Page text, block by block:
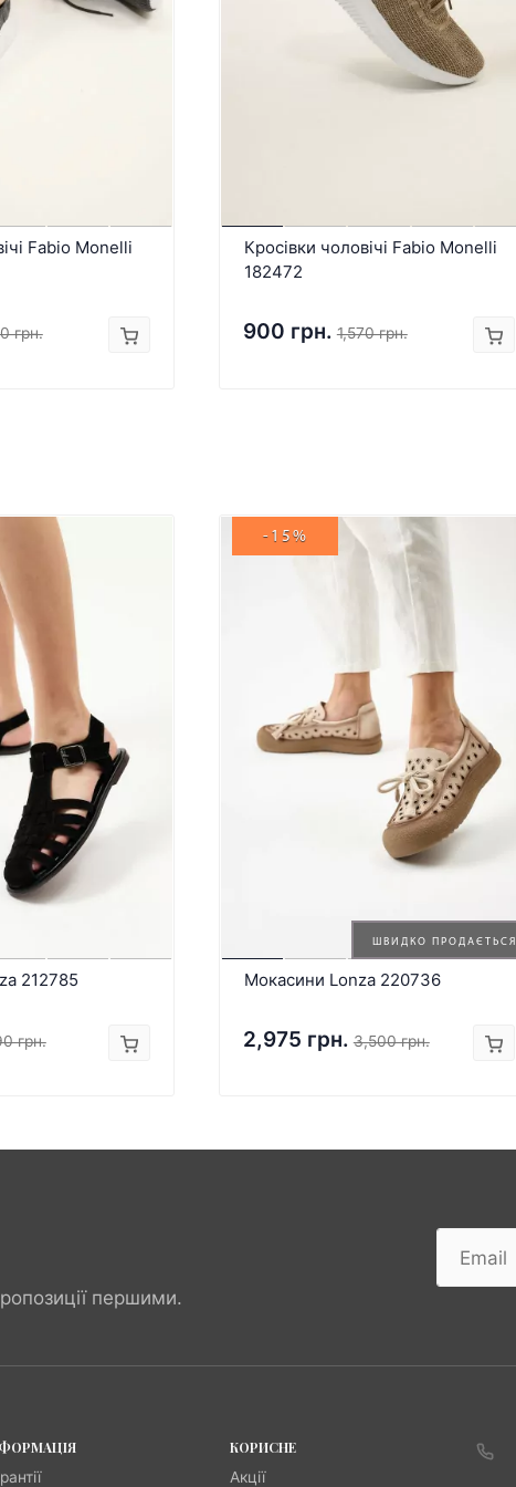
Fabio Monelli
грн.
Кросівки чоловічі Fabio Monelli
182472
900 грн. 1,570 грн.
212785
грн.
ШВИДКО ПРОДАЄТЬСЯ
-15%
Мокасини Lonza 220736
2,975 грн. 3,500 грн.
першими.
КОРИСНЕ
Акції